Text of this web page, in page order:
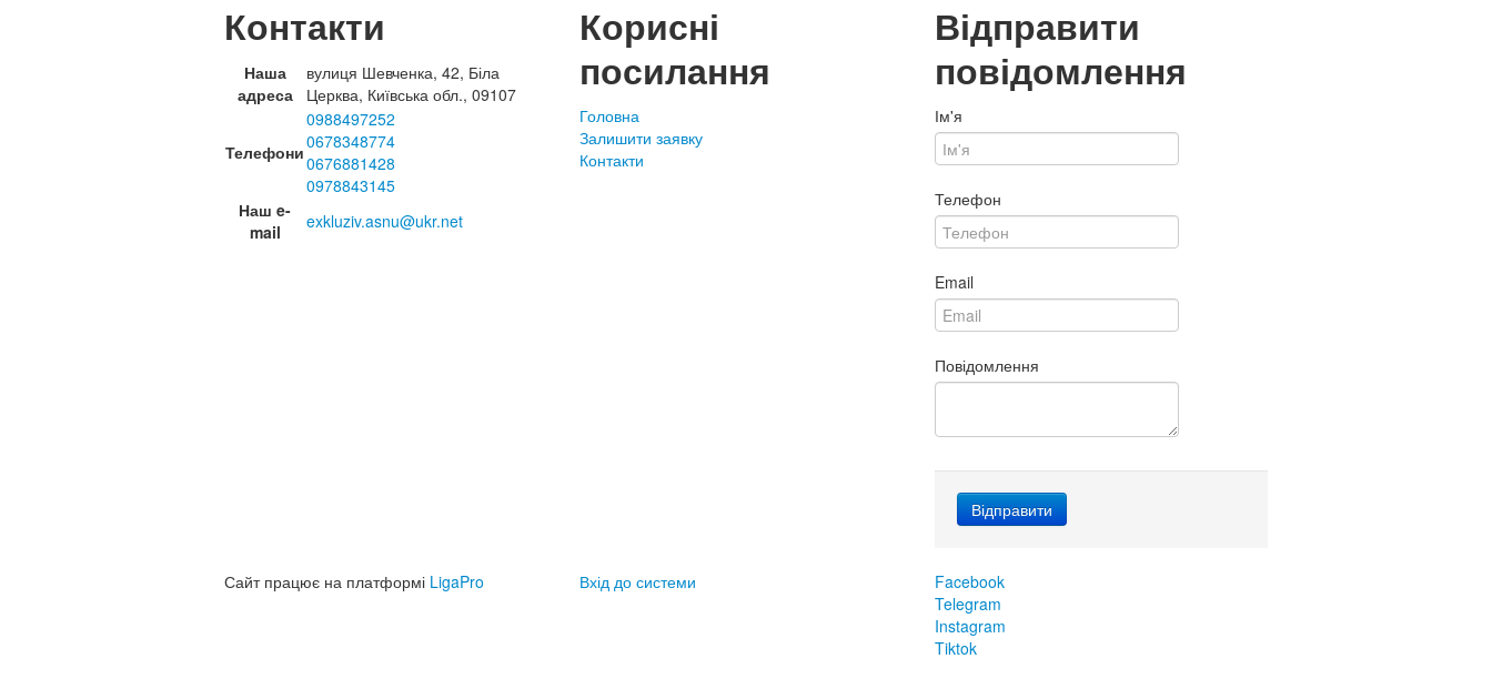
Контакти
Наша
адреса
вулиця Шевченка, 42, Біла
Церква, Київська обл., 09107
Телефони
0988497252
0678348774
0676881428
0978843145
Наш e-
mail
exkluziv.asnu@ukr.net
Корисні
посилання
Головна
Залишити заявку
Контакти
Відправити
повідомлення
Ім'я
Телефон
Email
Повідомлення
Сайт працює на платформі LigaPro Вхід до системи
Facebook
Telegram
Instagram
Tiktok